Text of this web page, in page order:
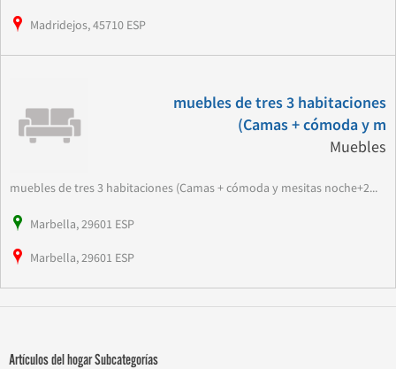
Madridejos, 45710 ESP
muebles de tres 3 habitaciones
(Camas + cómoda y m
Muebles
muebles de tres 3 habitaciones (Camas + cómoda y mesitas noche+2...
Marbella, 29601 ESP
Marbella, 29601 ESP
Artículos del hogar Subcategorías